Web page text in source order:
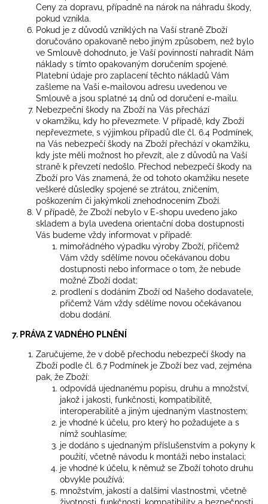
Ceny za dopravu, případně na nárok na náhradu škody,
pokud vznikla.
Pokud je z důvodů vzniklých na Vaší straně Zboží
doručováno opakovaně nebo jiným způsobem, než bylo
ve Smlouvě dohodnuto, je Vaší povinností nahradit Nám
náklady s tímto opakovaným doručením spojené.
Platební údaje pro zaplacení těchto nákladů Vám
zašleme na Vaši e-mailovou adresu uvedenou ve
Smlouvě a jsou splatné 14 dnů od doručení e-mailu.
Nebezpeční škody na Zboží na Vás přechází
v okamžiku, kdy ho převezmete. V případě, kdy Zboží
nepřevezmete, s výjimkou případů dle čl. 6.4 Podmínek,
na Vás nebezpečí škody na Zboží přechází v okamžiku,
kdy jste měli možnost ho převzít, ale z důvodů na Vaší
straně k převzetí nedošlo. Přechod nebezpečí škody na
Zboží pro Vás znamená, že od tohoto okamžiku nesete
veškeré důsledky spojené se ztrátou, zničením,
poškozením či jakýmkoli znehodnocením Zboží.
V případě, že Zboží nebylo v E-shopu uvedeno jako
skladem a byla uvedena orientační doba dostupnosti
Vás budeme vždy informovat v případě:
mimořádného výpadku výroby Zboží, přičemž
Vám vždy sdělíme novou očekávanou dobu
dostupnosti nebo informace o tom, že nebude
možné Zboží dodat;
prodlení s dodáním Zboží od Našeho dodavatele,
přičemž Vám vždy sdělíme novou očekávanou
dobu dodání.
7. PRÁVA Z VADNÉHO PLNĚNÍ
Zaručujeme, že v době přechodu nebezpečí škody na
Zboží podle čl. 6.7 Podmínek je Zboží bez vad, zejména
pak, že Zboží:
odpovídá ujednanému popisu, druhu a množství,
jakož i jakosti, funkčnosti, kompatibilitě,
interoperabilitě a jiným ujednaným vlastnostem;
je vhodné k účelu, pro který ho požadujete a s
nímž souhlasíme;
je dodáno s ujednaným příslušenstvím a pokyny k
použití, včetně návodu k montáži nebo instalaci;
je vhodné k účelu, k němuž se Zboží tohoto druhu
obvykle používá;
množstvím, jakostí a dalšími vlastnostmi, včetně
životnosti, funkčnosti, kompatibility a bezpečnosti,